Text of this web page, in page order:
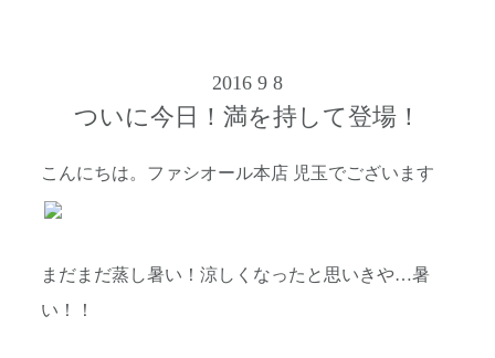
2016 9 8
ついに今日！満を持して登場！
こんにちは。ファシオール本店 児玉でございます
まだまだ蒸し暑い！涼しくなったと思いきや…暑
い！！